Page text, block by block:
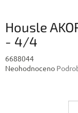
Housle
- 4/4
6688044
Průměrné
Neohodnoceno